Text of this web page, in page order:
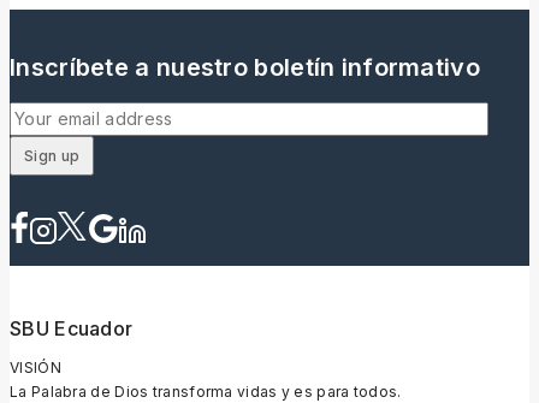
Inscríbete a nuestro boletín informativo
SBU Ecuador
VISIÓN
La Palabra de Dios transforma vidas y es para todos.